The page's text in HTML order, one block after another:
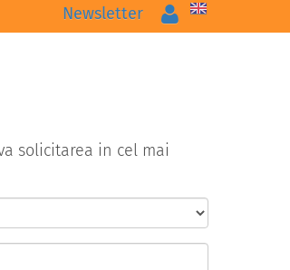
Newsletter Logare
solicitarea in cel mai